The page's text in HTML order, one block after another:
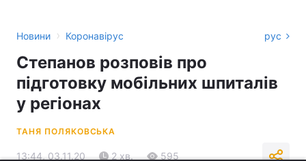
Новини › Коронавірус рус
Степанов розповів про
підготовку мобільних шпиталів
у регіонах
ТАНЯ ПОЛЯКОВСЬКА
13:44, 03.11.20 2 хв. 595